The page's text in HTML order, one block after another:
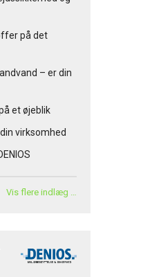
på det
– er din
et øjeblik
virksomhed
Vis flere indlæg …